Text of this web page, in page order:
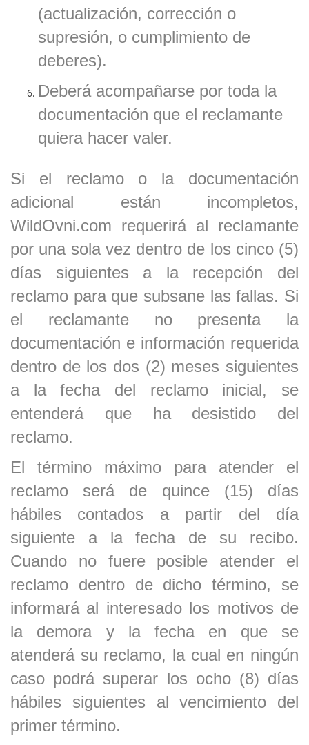
(actualización, corrección o
supresión, o cumplimiento de
deberes).
Deberá acompañarse por toda la
documentación que el reclamante
quiera hacer valer.
Si el reclamo o la documentación
adicional están incompletos,
WildOvni.com requerirá al reclamante
por una sola vez dentro de los cinco (5)
días siguientes a la recepción del
reclamo para que subsane las fallas. Si
el reclamante no presenta la
documentación e información requerida
dentro de los dos (2) meses siguientes
a la fecha del reclamo inicial, se
entenderá que ha desistido del
reclamo.
El término máximo para atender el
reclamo será de quince (15) días
hábiles contados a partir del día
siguiente a la fecha de su recibo.
Cuando no fuere posible atender el
reclamo dentro de dicho término, se
informará al interesado los motivos de
la demora y la fecha en que se
atenderá su reclamo, la cual en ningún
caso podrá superar los ocho (8) días
hábiles siguientes al vencimiento del
primer término.